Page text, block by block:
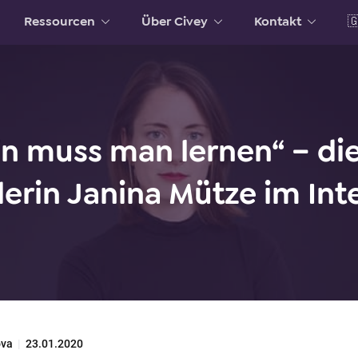
Ressourcen Über Civey Kontakt
muss man lernen“ –
Janina Mütze im
23.01.2020